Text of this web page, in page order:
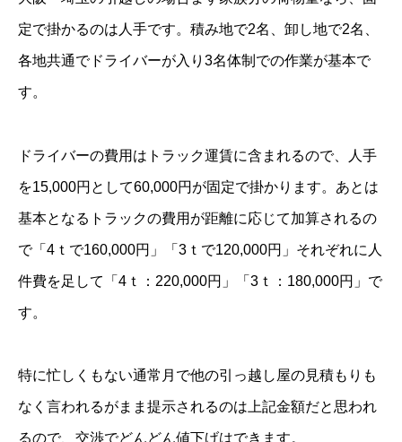
定で掛かるのは人手です。積み地で2名、卸し地で2名、
各地共通でドライバーが入り3名体制での作業が基本で
す。
ドライバーの費用はトラック運賃に含まれるので、人手
を15,000円として60,000円が固定で掛かります。あとは
基本となるトラックの費用が距離に応じて加算されるの
で「4ｔで160,000円」「3ｔで120,000円」それぞれに人
件費を足して「4ｔ：220,000円」「3ｔ：180,000円」で
す。
特に忙しくもない通常月で他の引っ越し屋の見積もりも
なく言われるがまま提示されるのは上記金額だと思われ
るので、交渉でどんどん値下げはできます。